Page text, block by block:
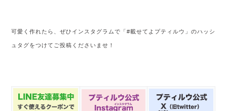
可愛く作れたら、ぜひインスタグラムで「#載せてよプティルウ」のハッシ
ュタグをつけてご投稿くださいませ！